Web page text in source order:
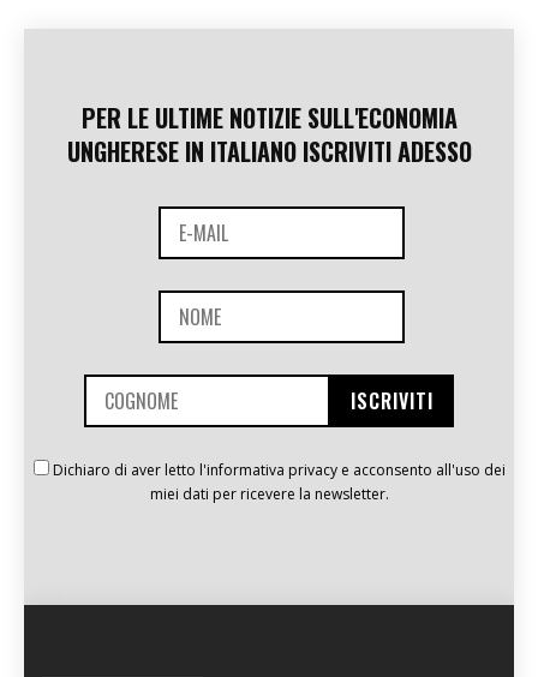
PER LE ULTIME NOTIZIE SULL'ECONOMIA
UNGHERESE IN ITALIANO ISCRIVITI ADESSO
Dichiaro di aver letto l'informativa privacy e acconsento all'uso dei
miei dati per ricevere la newsletter.